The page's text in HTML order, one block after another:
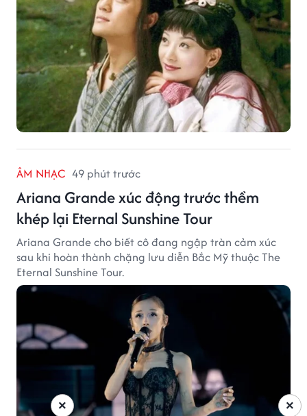
ÂM NHẠC 49 phút trước
Ariana Grande xúc động trước thềm
khép lại Eternal Sunshine Tour
Ariana Grande cho biết cô đang ngập tràn cảm xúc
sau khi hoàn thành chặng lưu diễn Bắc Mỹ thuộc The
Eternal Sunshine Tour.
×
×